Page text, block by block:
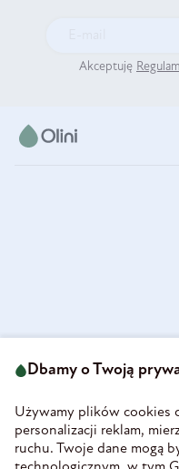
Akceptuję
58-160 Świebodzice
REGON 890213034
INFORMACJE
Dbamy o Twoją
Używamy plików cookies
personalizacji reklam,
ruchu. Twoje dane mogą